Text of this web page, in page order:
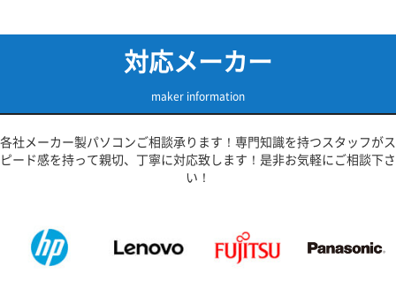
まず最初は、修理メニューです！
当店ではPC修理を幅広く対応させていただいております。
・起動不良
・バッテリー交換
等をはじめとする様々な修理メニューをご用意しております。
メーカー問わず！液晶が割れて映らない症状ならお任せくださ
対応メーカー
maker information
各社メーカー製パソコンご相談承ります！専門知識を持つスタッフがス
ピード感を持って親切、丁寧に対応致します！是非お気軽にご相談下さ
い！